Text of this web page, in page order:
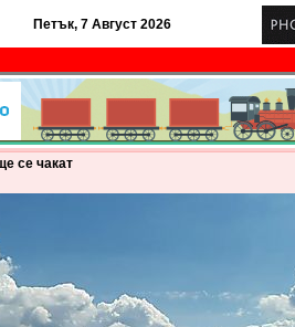
Петък, 7 Август 2026
се чакат